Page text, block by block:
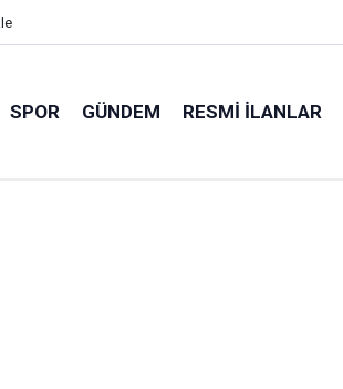
SPOR GÜNDEM RESMI İLANLAR